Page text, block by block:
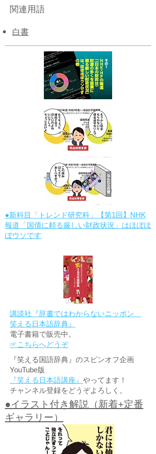
関連用語
白書
●新科目「トレンド研究科」【第1回】NHK
報道「国債に頼る厳しい財政状況」はほぼほ
ぼウソです
講談社『辞書ではわからないニッポン
笑える日本語辞典』
電子書籍で販売中。
☞こちらへどうぞ
『笑える国語辞典』のスピンオフ企画
YouTube版
『笑える日本語講座』 やってます！
チャンネル登録をどうぞよろしく。
●イラスト付き解説（新着+定番
ギャラリー）